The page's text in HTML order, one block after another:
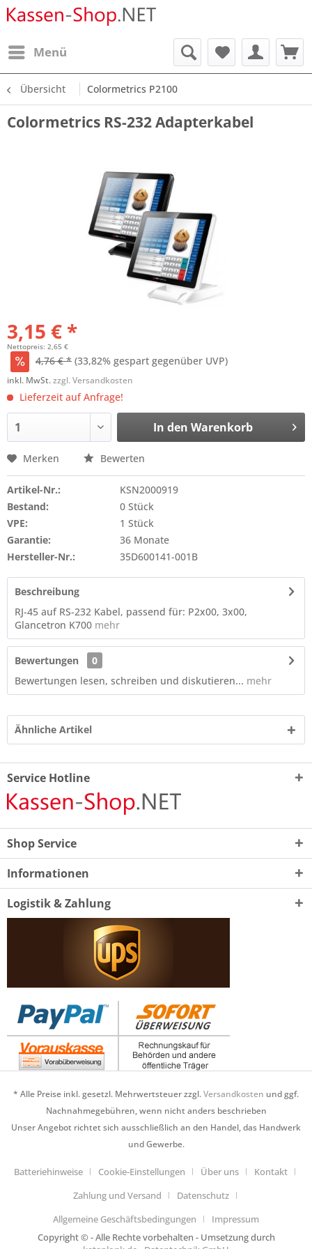
Menü
Übersicht Colormetrics P2100
Colormetrics RS-232 Adapterkabel
3,15 € *
Nettopreis: 2,65 €
4,76 € * (33,82% gespart gegenüber UVP)
inkl. MwSt.zzgl. Versandkosten
Lieferzeit auf Anfrage!
In den Warenkorb
Merken Bewerten
Artikel-Nr.:
KSN2000919
Bestand:
0 Stück
VPE:
1 Stück
Garantie:
36 Monate
Hersteller-Nr.:
35D600141-001B
Beschreibung
RJ-45 auf RS-232 Kabel, passend für: P2x00, 3x00,
Glancetron K700 mehr
Bewertungen
0
Bewertungen lesen, schreiben und diskutieren... mehr
Ähnliche Artikel
Service Hotline
Shop Service
Informationen
Logistik & Zahlung
* Alle Preise inkl. gesetzl. Mehrwertsteuer zzgl.Versandkosten und ggf.
Nachnahmegebühren, wenn nicht anders beschrieben
Unser Angebot richtet sich ausschließlich an den Handel, das Handwerk
und Gewerbe.
Batteriehinweise Cookie-Einstellungen Über uns
Kontakt
Zahlung und Versand
Datenschutz
Allgemeine Geschäftsbedingungen
Impressum
Copyright © - Alle Rechte vorbehalten - Umsetzung durch